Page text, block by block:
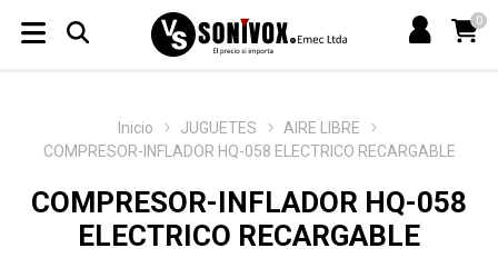
0
Inicio JUGUETES
AIRE LIBRE
COMPRESOR-INFLADOR HQ-058 ELECTRICO RECARGABLE
COMPRESOR-INFLADOR HQ-058
ELECTRICO RECARGABLE